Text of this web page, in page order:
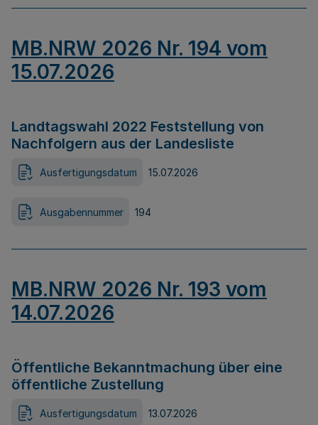
MB.NRW 2026 Nr. 194 vom
15.07.2026
Landtagswahl 2022 Feststellung von
Nachfolgern aus der Landesliste
Ausfertigungsdatum 15.07.2026
Ausgabennummer 194
MB.NRW 2026 Nr. 193 vom
14.07.2026
Öffentliche Bekanntmachung über eine
öffentliche Zustellung
Ausfertigungsdatum 13.07.2026